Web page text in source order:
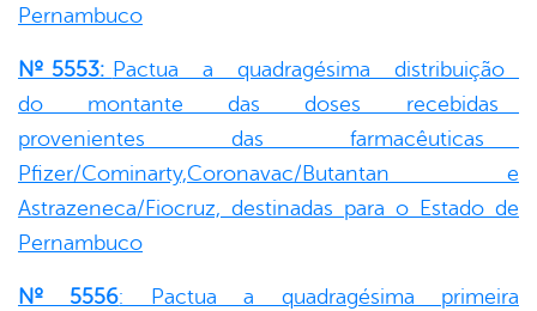
Pernambuco
Nº 5553: Pactua a quadragésima distribuição
do montante das doses recebidas
provenientes das farmacêuticas
Pfizer/Cominarty,Coronavac/Butantan e
Astrazeneca/Fiocruz, destinadas para o Estado de
Pernambuco
Nº 5556: Pactua a quadragésima primeira